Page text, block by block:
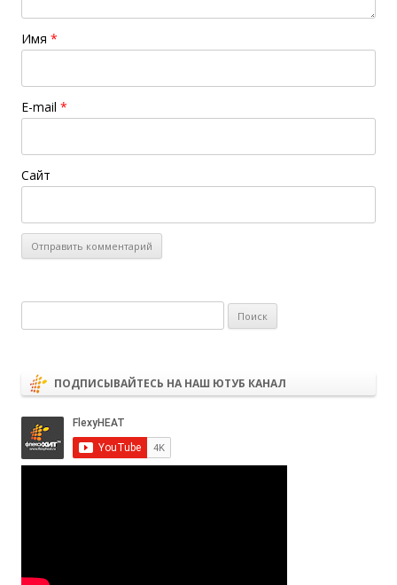
Имя *
E-mail *
Сайт
ПОДПИСЫВАЙТЕСЬ НА НАШ ЮТУБ КАНАЛ